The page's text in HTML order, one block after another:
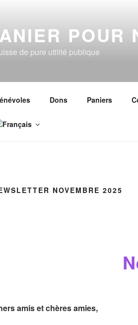
POUR
de pure utilité publique
Dons Paniers
NOVEMBRE 2025
amis et chères amies,